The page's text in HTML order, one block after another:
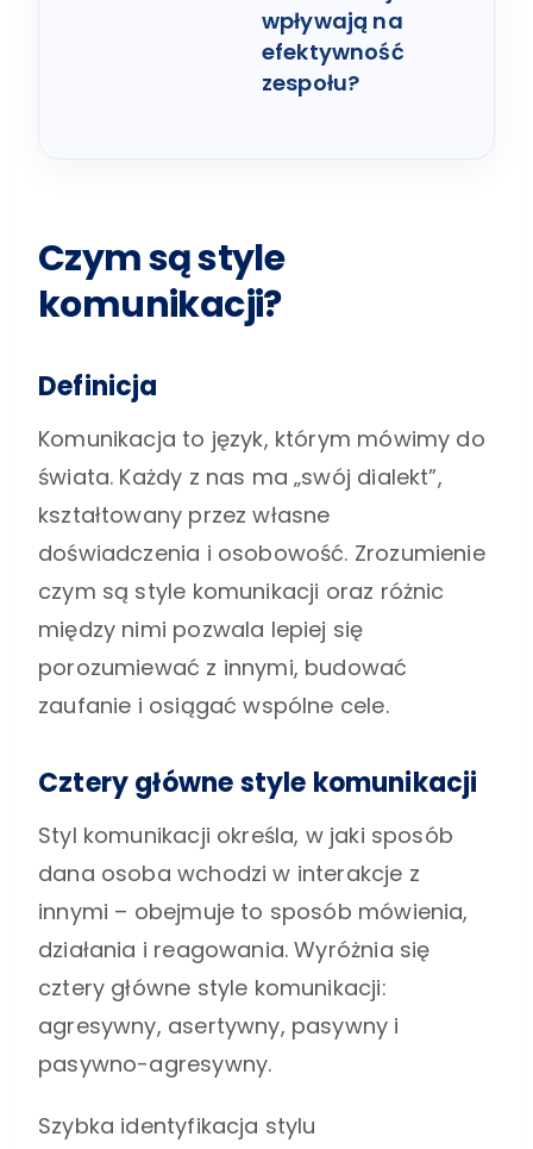
wpływają na
efektywność
zespołu?
Czym są style
komunikacji?
Definicja
Komunikacja to język, którym mówimy do
świata. Każdy z nas ma „swój dialekt”,
kształtowany przez własne
doświadczenia i osobowość. Zrozumienie
czym są style komunikacji oraz różnic
między nimi pozwala lepiej się
porozumiewać z innymi, budować
zaufanie i osiągać wspólne cele.
Cztery główne style komunikacji
Styl komunikacji określa, w jaki sposób
dana osoba wchodzi w interakcje z
innymi – obejmuje to sposób mówienia,
działania i reagowania. Wyróżnia się
cztery główne style komunikacji:
agresywny, asertywny, pasywny i
pasywno-agresywny.
Szybka identyfikacja stylu